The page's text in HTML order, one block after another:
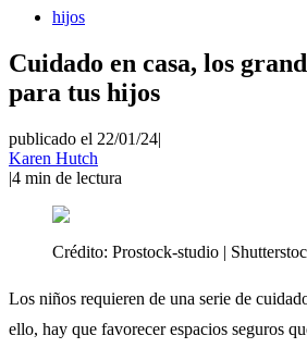
hijos
Cuidado en casa, los
para tus hijos
publicado el 22/01/24|
Karen Hutch
|4 min de lectura
Crédito: Prostock-studio |
Los niños requieren de una serie de
ello, hay que favorecer espacios seguros